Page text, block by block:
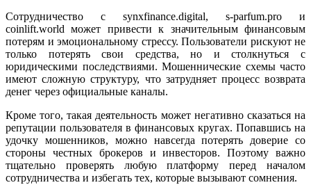
Сотрудничество с synxfinance.digital, s-parfum.pro и
coinlift.world может привести к значительным финансовым
потерям и эмоциональному стрессу. Пользователи рискуют не
только потерять свои средства, но и столкнуться с
юридическими последствиями. Мошеннические схемы часто
имеют сложную структуру, что затрудняет процесс возврата
денег через официальные каналы.
Кроме того, такая деятельность может негативно сказаться на
репутации пользователя в финансовых кругах. Попавшись на
удочку мошенников, можно навсегда потерять доверие со
стороны честных брокеров и инвесторов. Поэтому важно
тщательно проверять любую платформу перед началом
сотрудничества и избегать тех, которые вызывают сомнения.